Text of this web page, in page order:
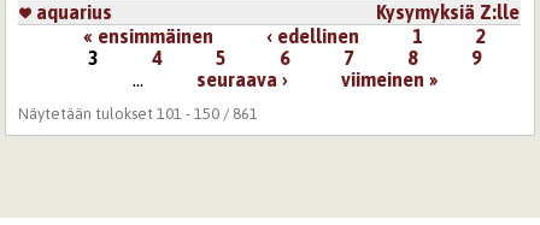
aquarius
Kysymyksiä Z:lle
« ensimmäinen ‹ edellinen 1
2
3
4 5 6 7 8
9
…
seuraava › viimeinen »
Näytetään tulokset 101 - 150 / 861